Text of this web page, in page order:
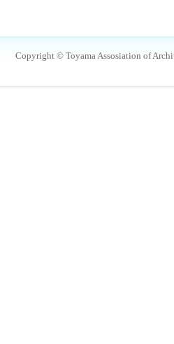
Copyright © Toyama Assosiation of